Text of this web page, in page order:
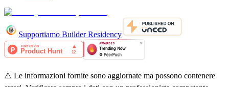
Supportiamo Builder Residency
⚠️ Le informazioni fornite sono aggiornate ma possono contenere